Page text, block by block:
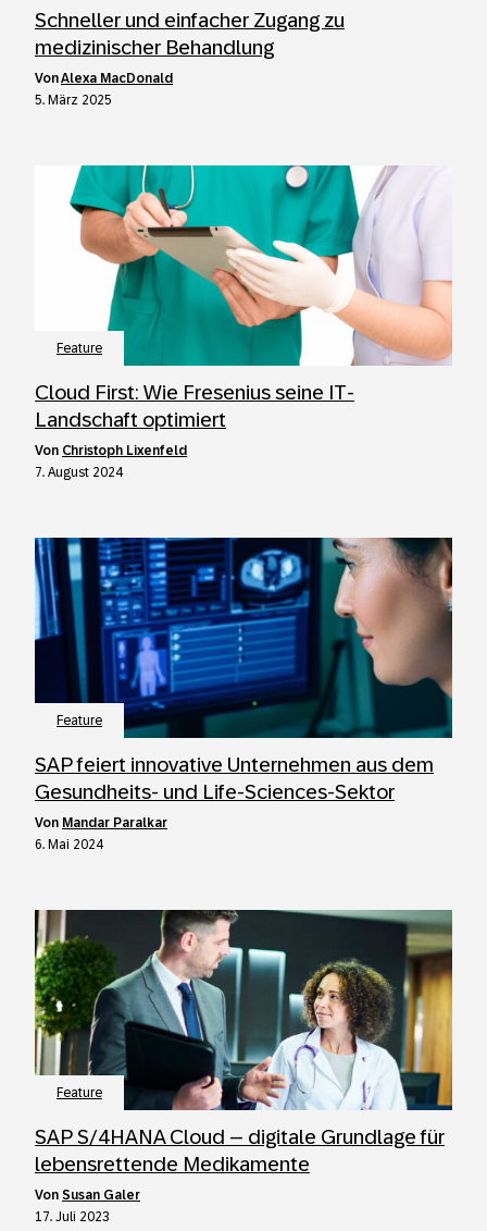
Schneller und einfacher Zugang zu
medizinischer Behandlung
vonAlexa MacDonald
5. März 2025
Feature
Cloud First: Wie Fresenius seine IT-
Landschaft optimiert
von Christoph Lixenfeld
7. August 2024
Feature
SAP feiert innovative Unternehmen aus dem
Gesundheits- und Life-Sciences-Sektor
von Mandar Paralkar
6. Mai 2024
Feature
SAP S/4HANA Cloud – digitale Grundlage für
lebensrettende Medikamente
von Susan Galer
17. Juli 2023